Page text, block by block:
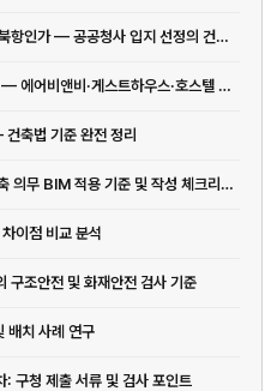
[도시·개발] 해수부 본청사 부지, 왜 북항인가 — 공공청사 입지 선정의 건축·도시계획 기준
[법규] 숙박업 합법 운영 4가지 루트 — 에어비앤비·게스트하우스·호스텔 법규 완전 정리
축법 기준 완전 정리
[bim·스마트건설] 2026년 공공건축 의무 BIM 적용 기준 및 작성 체크리스트
이점 비교 분석
구조안전 및 화재안전 검사 기준
배치 사례 연구
구청 제출 서류 및 검사 포인트